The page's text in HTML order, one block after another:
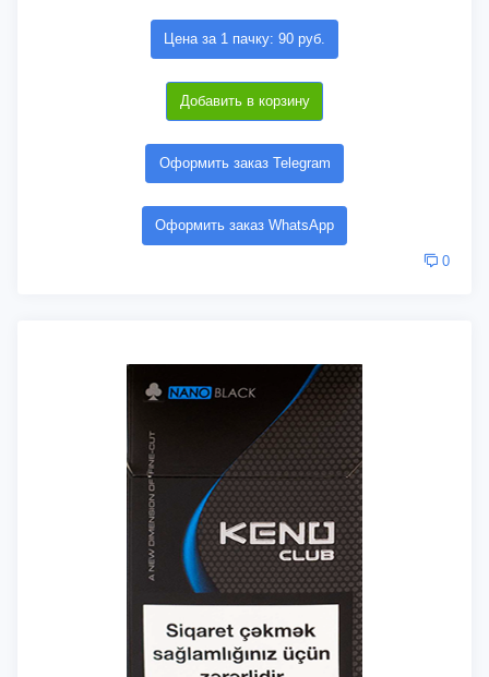
Цена за 1 пачку: 90 руб.
Добавить в корзину
Оформить заказ Telegram
Оформить заказ WhatsApp
0